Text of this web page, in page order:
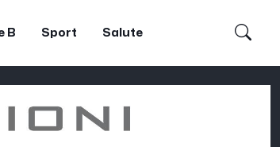
B Sport Salute